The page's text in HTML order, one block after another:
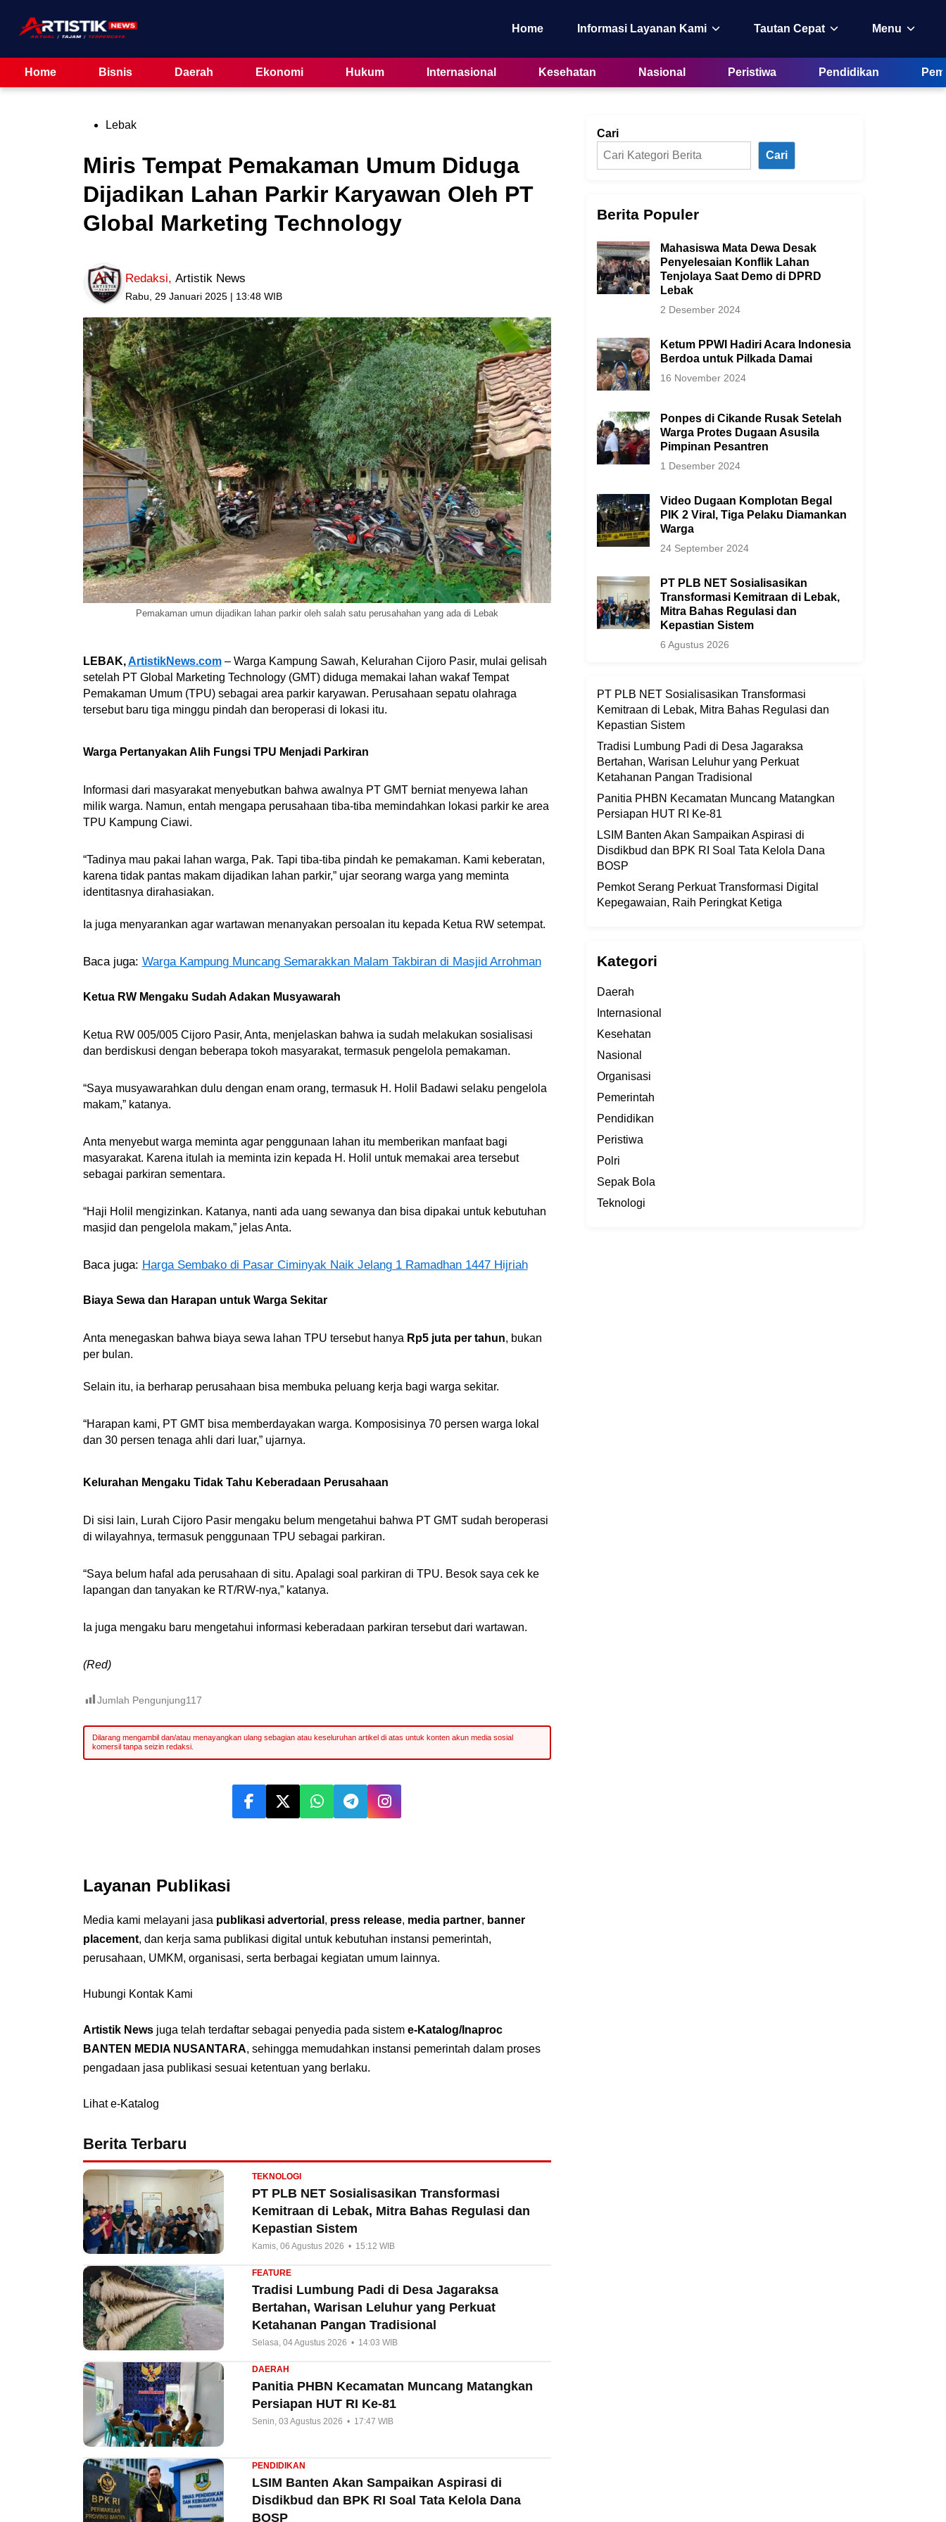
content
Home Informasi Layanan Kami Tautan Cepat Menu
Home Bisnis Daerah Ekonomi Hukum Internasional Kesehatan Nasional Peristiwa Pendidikan
PostedLebak
Miris Tempat Pemakaman Umum Diduga
Dijadikan Lahan Parkir Karyawan Oleh PT
Global Marketing Technology
Redaksi, Artistik News
Rabu, 29 Januari 2025 | 13:48 WIB
Pemakaman umun dijadikan lahan parkir oleh salah satu perusahahan yang ada di Lebak
LEBAK,ArtistikNews.com– Warga Kampung Sawah, Kelurahan Cijoro Pasir, mulai gelisah
setelah PT Global Marketing Technology (GMT) diduga memakai lahan wakaf Tempat
Pemakaman Umum (TPU) sebagai area parkir karyawan. Perusahaan sepatu olahraga
tersebut baru tiga minggu pindah dan beroperasi di lokasi itu.
Warga Pertanyakan Alih Fungsi TPU Menjadi Parkiran
Informasi dari masyarakat menyebutkan bahwa awalnya PT GMT berniat menyewa lahan
milik warga. Namun, entah mengapa perusahaan tiba-tiba memindahkan lokasi parkir ke area
TPU Kampung Ciawi.
“Tadinya mau pakai lahan warga, Pak. Tapi tiba-tiba pindah ke pemakaman. Kami keberatan,
karena tidak pantas makam dijadikan lahan parkir,” ujar seorang warga yang meminta
identitasnya dirahasiakan.
Ia juga menyarankan agar wartawan menanyakan persoalan itu kepada Ketua RW setempat.
Baca juga: Warga Kampung Muncang Semarakkan Malam Takbiran di Masjid Arrohman
Ketua RW Mengaku Sudah Adakan Musyawarah
Ketua RW 005/005 Cijoro Pasir, Anta, menjelaskan bahwa ia sudah melakukan sosialisasi
dan berdiskusi dengan beberapa tokoh masyarakat, termasuk pengelola pemakaman.
“Saya musyawarahkan dulu dengan enam orang, termasuk H. Holil Badawi selaku pengelola
makam,” katanya.
Anta menyebut warga meminta agar penggunaan lahan itu memberikan manfaat bagi
masyarakat. Karena itulah ia meminta izin kepada H. Holil untuk memakai area tersebut
sebagai parkiran sementara.
“Haji Holil mengizinkan. Katanya, nanti ada uang sewanya dan bisa dipakai untuk kebutuhan
masjid dan pengelola makam,” jelas Anta.
Baca juga: Harga Sembako di Pasar Ciminyak Naik Jelang 1 Ramadhan 1447 Hijriah
Biaya Sewa dan Harapan untuk Warga Sekitar
Anta menegaskan bahwa biaya sewa lahan TPU tersebut hanya Rp5 juta per tahun, bukan
per bulan.
Selain itu, ia berharap perusahaan bisa membuka peluang kerja bagi warga sekitar.
“Harapan kami, PT GMT bisa memberdayakan warga. Komposisinya 70 persen warga lokal
dan 30 persen tenaga ahli dari luar,” ujarnya.
Kelurahan Mengaku Tidak Tahu Keberadaan Perusahaan
Di sisi lain, Lurah Cijoro Pasir mengaku belum mengetahui bahwa PT GMT sudah beroperasi
di wilayahnya, termasuk penggunaan TPU sebagai parkiran.
“Saya belum hafal ada perusahaan di situ. Apalagi soal parkiran di TPU. Besok saya cek ke
lapangan dan tanyakan ke RT/RW-nya,” katanya.
Ia juga mengaku baru mengetahui informasi keberadaan parkiran tersebut dari wartawan.
(Red)
Jumlah Pengunjung117
Layanan Publikasi
Media kami melayani jasa publikasi advertorial , press release, media partner, banner
placement, dan kerja sama publikasi digital untuk kebutuhan instansi pemerintah,
perusahaan, UMKM, organisasi, serta berbagai kegiatan umum lainnya.
Hubungi Kontak Kami
Artistik Newsjuga telah terdaftar sebagai penyedia pada sistem e-Katalog/Inaproc
BANTEN MEDIA NUSANTARA, sehingga memudahkan instansi pemerintah dalam proses
pengadaan jasa publikasi sesuai ketentuan yang berlaku.
Lihat e-Katalog
Berita Terbaru
TEKNOLOGI
PT PLB NET Sosialisasikan Transformasi
Kemitraan di Lebak, Mitra Bahas Regulasi dan
Kepastian Sistem
Kamis, 06 Agustus 2026 • 15:12 WIB
FEATURE
Tradisi Lumbung Padi di Desa Jagaraksa
Bertahan, Warisan Leluhur yang Perkuat
Ketahanan Pangan Tradisional
Selasa, 04 Agustus 2026 • 14:03 WIB
DAERAH
Panitia PHBN Kecamatan Muncang Matangkan
Persiapan HUT RI Ke-81
Senin, 03 Agustus 2026 • 17:47 WIB
PENDIDIKAN
LSIM Banten Akan Sampaikan Aspirasi di
Disdikbud dan BPK RI Soal Tata Kelola Dana
BOSP
Cari
Cari
Berita Populer
Mahasiswa Mata Dewa Desak
Penyelesaian Konflik Lahan
Tenjolaya Saat Demo di DPRD
Lebak
2 Desember 2024
Ketum PPWI Hadiri Acara Indonesia
Berdoa untuk Pilkada Damai
16 November 2024
Ponpes di Cikande Rusak Setelah
Warga Protes Dugaan Asusila
Pimpinan Pesantren
1 Desember 2024
Video Dugaan Komplotan Begal
PIK 2 Viral, Tiga Pelaku Diamankan
Warga
24 September 2024
PT PLB NET Sosialisasikan
Transformasi Kemitraan di Lebak,
Mitra Bahas Regulasi dan
Kepastian Sistem
6 Agustus 2026
PT PLB NET Sosialisasikan Transformasi
Kemitraan di Lebak, Mitra Bahas Regulasi dan
Kepastian Sistem
Tradisi Lumbung Padi di Desa Jagaraksa
Bertahan, Warisan Leluhur yang Perkuat
Ketahanan Pangan Tradisional
Panitia PHBN Kecamatan Muncang Matangkan
Persiapan HUT RI Ke-81
LSIM Banten Akan Sampaikan Aspirasi di
Disdikbud dan BPK RI Soal Tata Kelola Dana
BOSP
Pemkot Serang Perkuat Transformasi Digital
Kepegawaian, Raih Peringkat Ketiga
Kategori
Daerah
Internasional
Kesehatan
Nasional
Organisasi
Pemerintah
Pendidikan
Peristiwa
Polri
Sepak Bola
Teknologi